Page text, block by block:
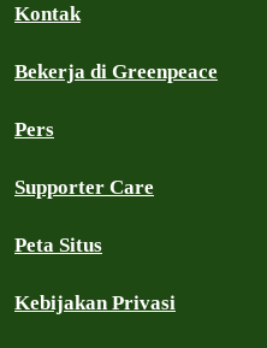
Kontak
Bekerja di Greenpeace
Pers
Supporter Care
Peta Situs
Kebijakan Privasi